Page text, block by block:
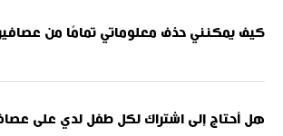
كيف يمكنني حذف معلوماتي تمامًا من
هل أحتاج إلى اشتراك لكل طفل لدي على